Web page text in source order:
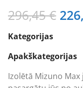
296,45€
Kategorijas
Apakškategorijas
Izolētā Mizuno